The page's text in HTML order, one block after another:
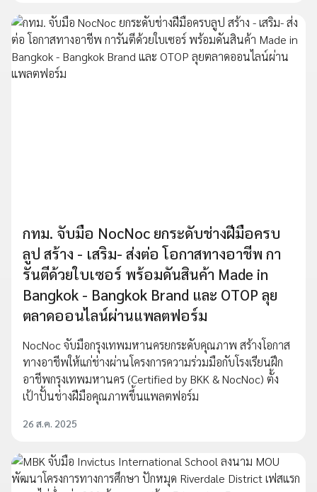
กทม. จับมือ NocNoc ยกระดับช่างฝีมือครบ
ลูป สร้าง - เสริม- ส่งต่อ โอกาสทางอาชีพ กา
รันตีด้วยใบเซอร์ พร้อมดันสินค้า Made in
Bangkok - Bangkok Brand และ OTOP ลุย
ตลาดออนไลน์ผ่านแพลตฟอร์ม
NocNoc จับมือกรุงเทพมหานครยกระดับคุณภาพ สร้างโอกาส
ทางอาชีพให้แก่ช่างผ่านโครงการความร่วมมือกับโรงเรียนฝึก
อาชีพกรุงเทพมหานคร (Certified by BKK & NocNoc) ตั้ง
เป้าปั้นช่างฝีมือคุณภาพขึ้นแพลตฟอร์ม
26 ส.ค. 2025